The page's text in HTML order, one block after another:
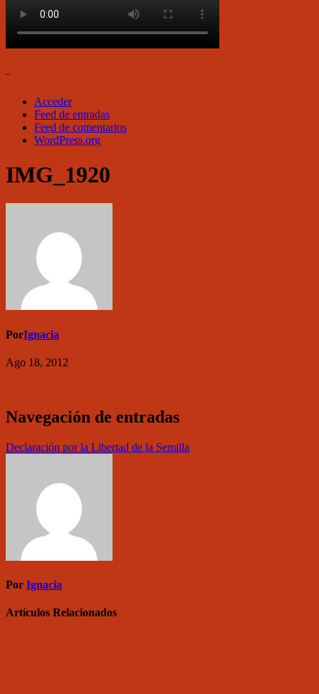
–
Acceder
Feed de entradas
Feed de comentarios
WordPress.org
IMG_1920
PorIgnacia
Ago 18, 2012
Navegación de entradas
Declaración por la Libertad de la Semilla
Por Ignacia
Artículos Relacionados